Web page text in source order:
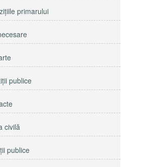
primarului
publice
civilă
publice